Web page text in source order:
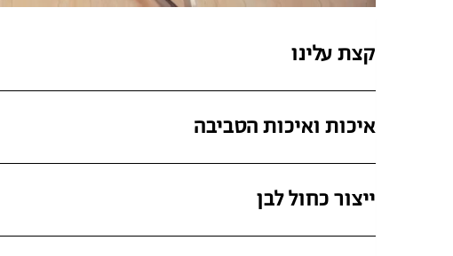
קצת עלינו
איכות ואיכות הסביבה
ייצור כחול לבן